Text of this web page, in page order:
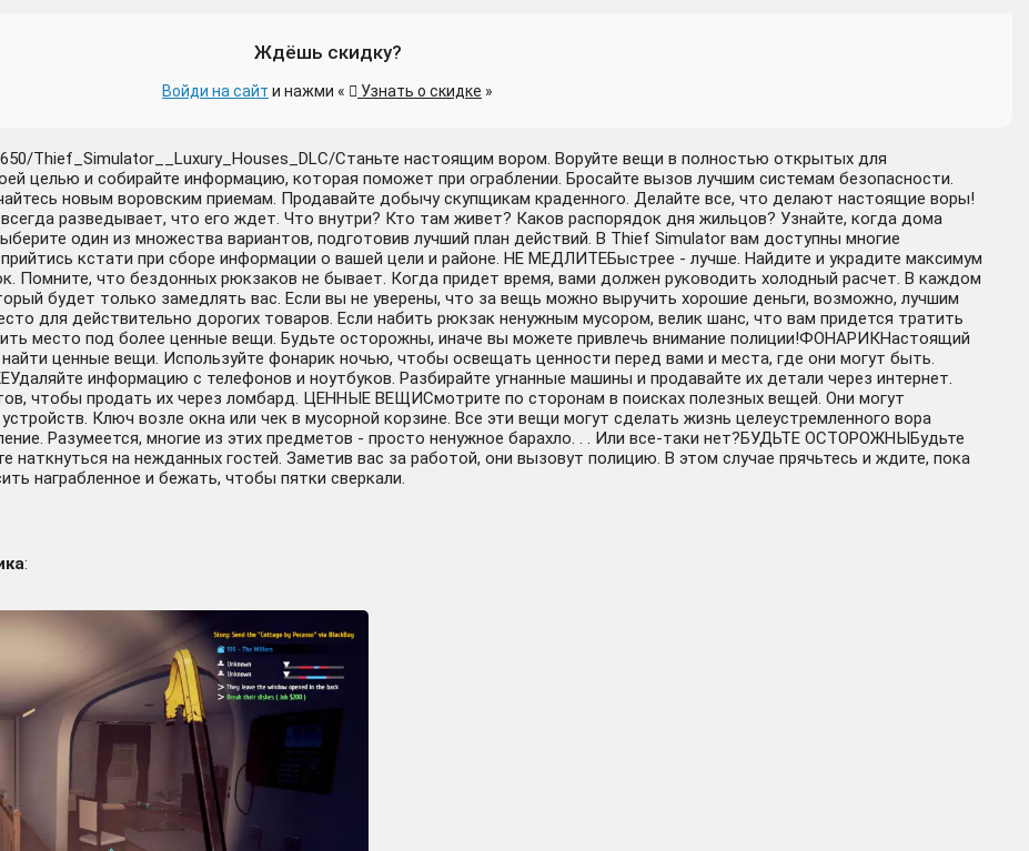
Ждёшь скидку?
Войди на сайт и нажми « Узнать о скидке »
Thief_Simulator__Luxury_Houses_DLC/Станьте настоящим вором. Воруйте вещи в полностью открытых для
целью и собирайте информацию, которая поможет при ограблении. Бросайте вызов лучшим системам безопасности.
новым воровским приемам. Продавайте добычу скупщикам краденного. Делайте все, что делают настоящие воры!
разведывает, что его ждет. Что внутри? Кто там живет? Каков распорядок дня жильцов? Узнайте, когда дома
один из множества вариантов, подготовив лучший план действий. В Thief Simulator вам доступны многие
кстати при сборе информации о вашей цели и районе. НЕ МЕДЛИТЕБыстрее - лучше. Найдите и украдите максимум
Помните, что бездонных рюкзаков не бывает. Когда придет время, вами должен руководить холодный расчет. В каждом
будет только замедлять вас. Если вы не уверены, что за вещь можно выручить хорошие деньги, возможно, лучшим
для действительно дорогих товаров. Если набить рюкзак ненужным мусором, велик шанс, что вам придется тратить
место под более ценные вещи. Будьте осторожны, иначе вы можете привлечь внимание полиции!ФОНАРИКНастоящий
ценные вещи. Используйте фонарик ночью, чтобы освещать ценности перед вами и места, где они могут быть.
информацию с телефонов и ноутбуков. Разбирайте угнанные машины и продавайте их детали через интернет.
чтобы продать их через ломбард. ЦЕННЫЕ ВЕЩИСмотрите по сторонам в поисках полезных вещей. Они могут
Ключ возле окна или чек в мусорной корзине. Все эти вещи могут сделать жизнь целеустремленного вора
Разумеется, многие из этих предметов - просто ненужное барахло. . . Или все-таки нет?БУДЬТЕ ОСТОРОЖНЫБудьте
на нежданных гостей. Заметив вас за работой, они вызовут полицию. В этом случае прячьтесь и ждите, пока
награбленное и бежать, чтобы пятки сверкали.
: